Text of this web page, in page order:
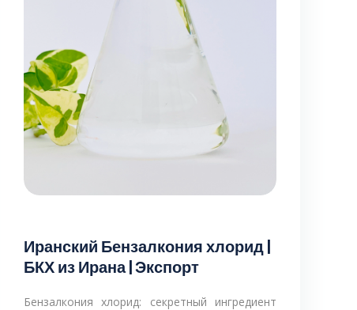
Иранский Бензалкония хлорид |
БКХ из Ирана | Экспорт
Бензалкония хлорид: секретный ингредиент